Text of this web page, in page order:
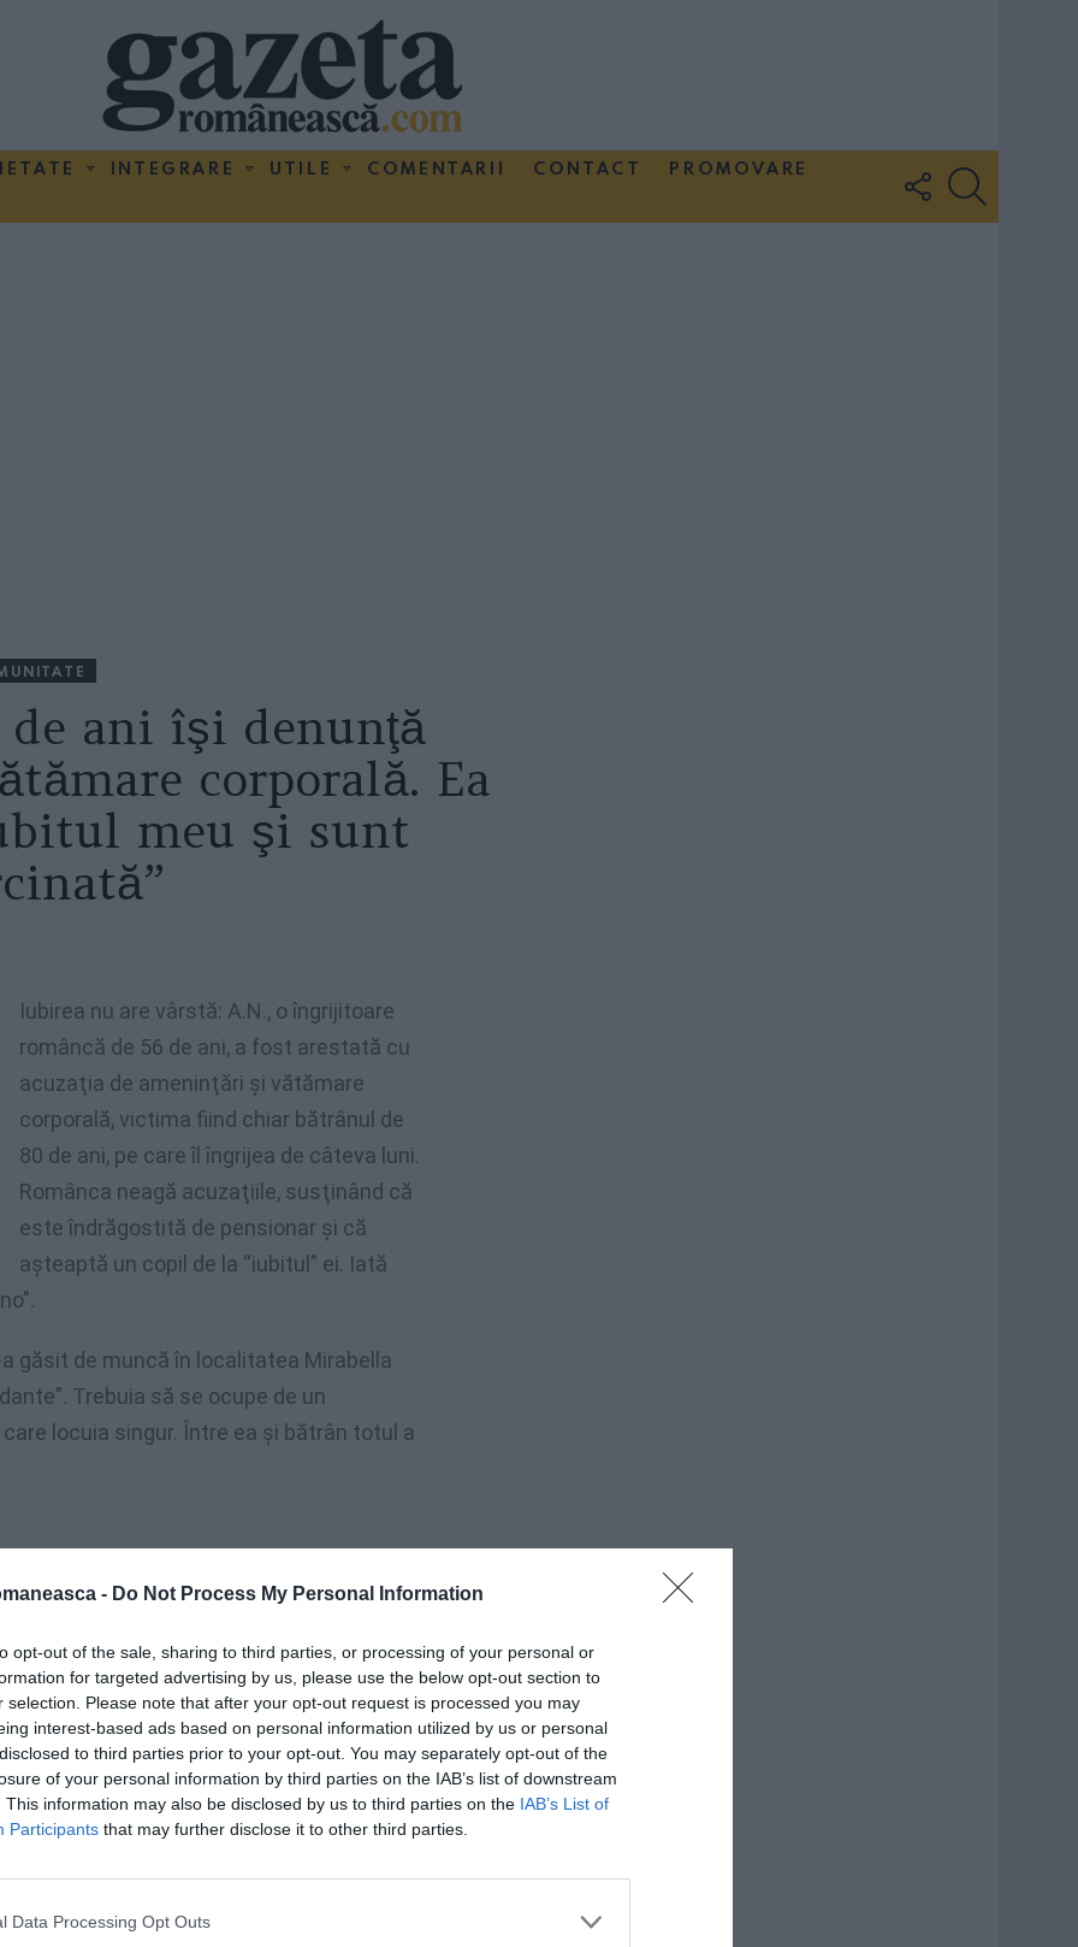
- Do Not Process My Personal Information
opt-out of the sale, sharing to third parties, or processing of your personal or
for targeted advertising by us, please use the below opt-out section to
selection. Please note that after your opt-out request is processed you may
interest-based ads based on personal information utilized by us or personal
to third parties prior to your opt-out. You may separately opt-out of the
of your personal information by third parties on the IAB’s list of downstream
This information may also be disclosed by us to third parties on the IAB’s List of
Participants that may further disclose it to other third parties.
Data Processing Opt Outs
INTEGRARE UTILE COMENTARII CONTACT
PROMOVARE
FOLLOW
US
ani îşi denunţă
corporală. Ea
meu şi sunt
Iubirea nu are vârstă: A.N., o îngrijitoare
româncă de 56 de ani, a fost arestată cu
acuzaţia de ameninţări şi vătămare
corporală, victima fiind chiar bătrânul de
80 de ani, pe care îl îngrijea de câteva luni.
Românca neagă acuzaţiile, susţinând că
este îndrăgostită de pensionar şi că
aşteaptă un copil de la “iubitul” ei. Iată
găsit de muncă în localitatea Mirabella
Trebuia să se ocupe de un
locuia singur. Între ea şi bătrân totul a
luni, din decembrie până în iulie. Apoi
Certurile au devenit din ce în ce